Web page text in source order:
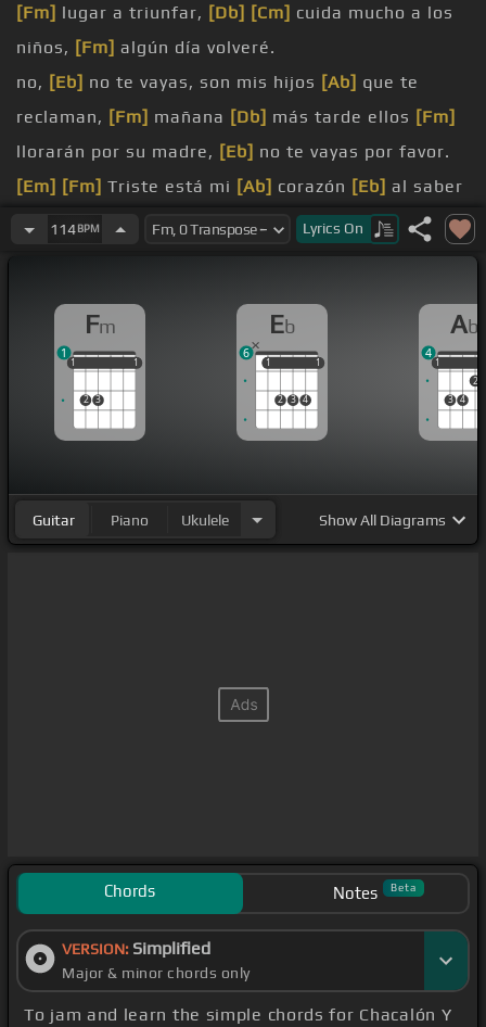
[Fm] lugar a triunfar, [Db] [Cm] cuida mucho a los
niños, [Fm] algún día volveré.
no, [Eb] no te vayas, son mis hijos [Ab] que te
reclaman, [Fm] mañana [Db] más tarde ellos [Fm]
llorarán por su madre, [Eb] no te vayas por favor.
[Em] [Fm] Triste está mi [Ab] corazón [Eb] al saber
[Bbm] que te marchas
en ese tren, por favor
[Fm]dejas llorando, [Db]a qué región [Fm]te
[Cm]a triunfar
con tu maleta en la mano,
dime[Eb] cuándo
[Fm]
te marchas[Fm]comienza[Cm]
en mi
qué le vamos a hacer,
114BPM Lyrics On
Fm
1
2 3
1
1 1
1
Eb
1
2 3 4
1
1 1
6
Ab
1
3 4
2
1
4
Guitar Piano Ukulele ShowAll Diagrams
Chords Notes Beta
VERSION: Simplified
Major & minor chords only
To jam and learn the simple chords for Chacalón Y